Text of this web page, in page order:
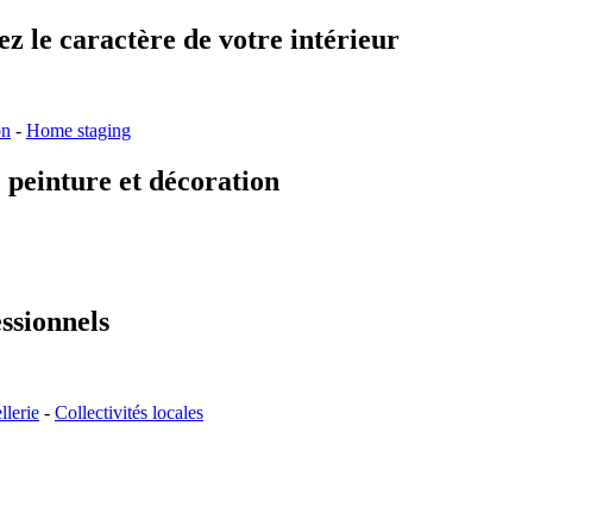
le caractère de votre intérieur
- Home staging
et décoration
- Collectivités locales